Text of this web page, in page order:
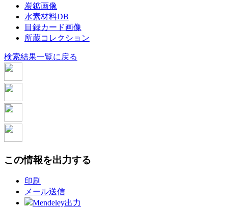
炭鉱画像
水素材料DB
目録カード画像
所蔵コレクション
検索結果一覧に戻る
この情報を出力する
印刷
メール送信
Mendeley出力